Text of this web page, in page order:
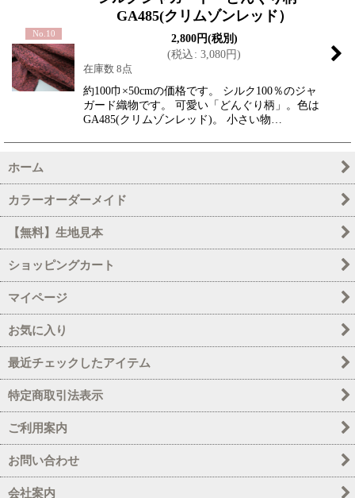
No.10
GA485(クリムゾンレッド）
2,800円(税別)
(税込: 3,080円)
在庫数 8点
約100巾×50cmの価格です。 シルク100％のジャ
ガード織物です。 可愛い「どんぐり柄」。色は
GA485(クリムゾンレッド)。 小さい物…
ホーム
カラーオーダーメイド
【無料】生地見本
ショッピングカート
マイページ
お気に入り
最近チェックしたアイテム
特定商取引法表示
ご利用案内
お問い合わせ
会社案内